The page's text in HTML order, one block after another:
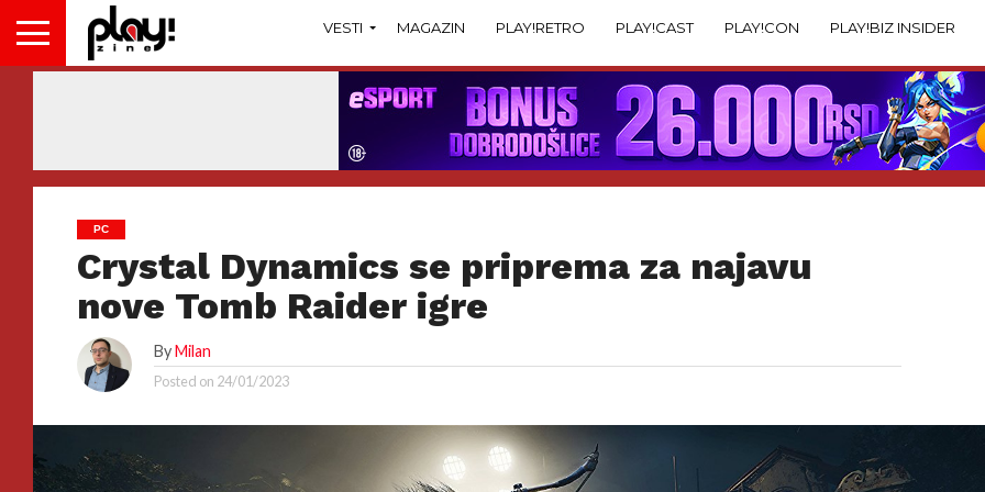
VESTI MAGAZIN PLAY!RETRO PLAY!CAST PLAY!CON PLAY!BIZ INSIDER
PC
Crystal Dynamics se priprema za najavu
nove Tomb Raider igre
By Milan
Posted on 24/01/2023